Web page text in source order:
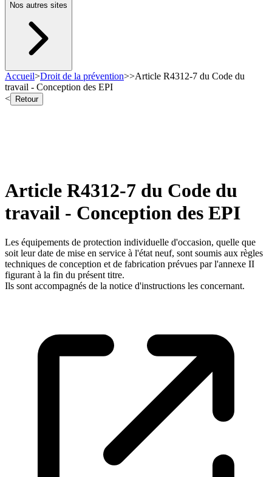
Nos autres sites
Accueil>Droit de la prévention>>Article R4312-7 du Code du
travail - Conception des EPI
<
Retour
Article R4312-7 du Code du
travail - Conception des EPI
Les équipements de protection individuelle d'occasion, quelle que
soit leur date de mise en service à l'état neuf, sont soumis aux règles
techniques de conception et de fabrication prévues par l'annexe II
figurant à la fin du présent titre.
Ils sont accompagnés de la notice d'instructions les concernant.